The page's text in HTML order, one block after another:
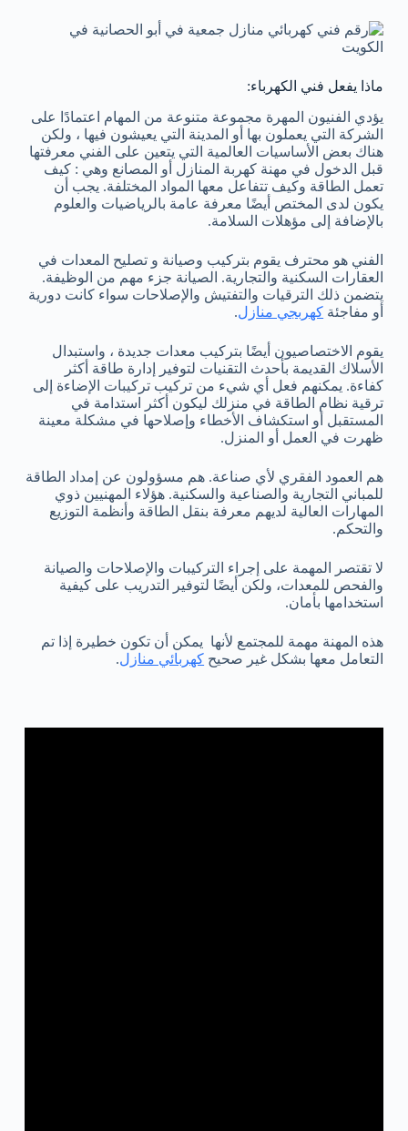
ماذا يفعل فني الكهرباء:
يؤدي الفنيون المهرة مجموعة متنوعة من المهام اعتمادًا على
الشركة التي يعملون بها أو المدينة التي يعيشون فيها ، ولكن
هناك بعض الأساسيات العالمية التي يتعين على الفني معرفتها
قبل الدخول في مهنة كهربة المنازل أو المصانع وهي : كيف
تعمل الطاقة وكيف تتفاعل معها المواد المختلفة. يجب أن
يكون لدى المختص أيضًا معرفة عامة بالرياضيات والعلوم
بالإضافة إلى مؤهلات السلامة.
الفني هو محترف يقوم بتركيب وصيانة و تصليح المعدات في
العقارات السكنية والتجارية. الصيانة جزء مهم من الوظيفة.
يتضمن ذلك الترقيات والتفتيش والإصلاحات سواء كانت دورية
أو مفاجئة كهربجي منازل.
يقوم الاختصاصيون أيضًا بتركيب معدات جديدة ، واستبدال
الأسلاك القديمة بأحدث التقنيات لتوفير إدارة طاقة أكثر
كفاءة. يمكنهم فعل أي شيء من تركيب تركيبات الإضاءة إلى
ترقية نظام الطاقة في منزلك ليكون أكثر استدامة في
المستقبل أو استكشاف الأخطاء وإصلاحها في مشكلة معينة
ظهرت في العمل أو المنزل.
هم العمود الفقري لأي صناعة. هم مسؤولون عن إمداد الطاقة
للمباني التجارية والصناعية والسكنية. هؤلاء المهنيين ذوي
المهارات العالية لديهم معرفة بنقل الطاقة وأنظمة التوزيع
والتحكم.
لا تقتصر المهمة على إجراء التركيبات والإصلاحات والصيانة
والفحص للمعدات، ولكن أيضًا لتوفير التدريب على كيفية
استخدامها بأمان.
هذه المهنة مهمة للمجتمع لأنها يمكن أن تكون خطيرة إذا تم
التعامل معها بشكل غير صحيح كهربائي منازل.